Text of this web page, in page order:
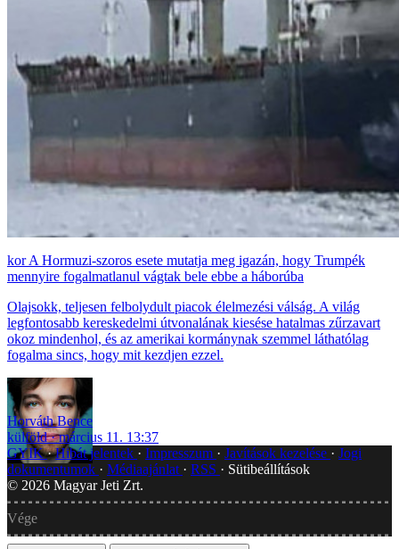
A Hormuzi-szoros esete mutatja meg igazán, hogy Trumpék
mennyire fogalmatlanul vágtak bele ebbe a háborúba
Olajsokk, teljesen felbolydult piacok élelmezési válság. A világ
legfontosabb kereskedelmi útvonalának kiesése hatalmas zűrzavart
okoz mindenhol, és az amerikai kormánynak szemmel láthatólag
fogalma sincs, hogy mit kezdjen ezzel.
Horváth Bence
külföld
március 11. 13:37
GYIK Hibát jelentek Impresszum Javítások kezelése
Jogi
dokumentumok
Médiaajánlat RSS
Sütibeállítások
© 2026 Magyar Jeti Zrt.
Vége